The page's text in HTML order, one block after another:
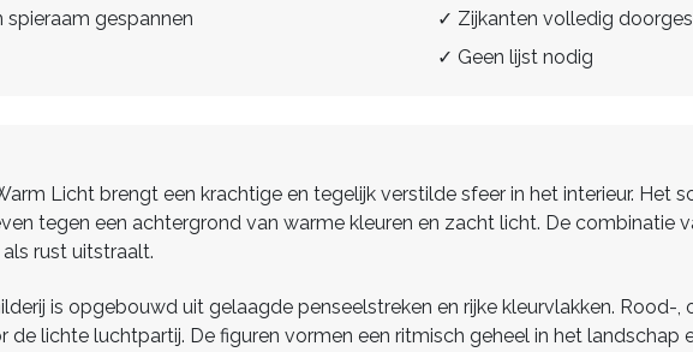
gespannen
✓ Zijkanten volledig
✓ Geen lijst nodig
Licht brengt een krachtige en tegelijk verstilde sfeer in het interieur. Het
tegen een achtergrond van warme kleuren en zacht licht. De combinatie
rust uitstraalt.
is opgebouwd uit gelaagde penseelstreken en rijke kleurvlakken. Rood-,
de lichte luchtpartij. De figuren vormen een ritmisch geheel in het landschap